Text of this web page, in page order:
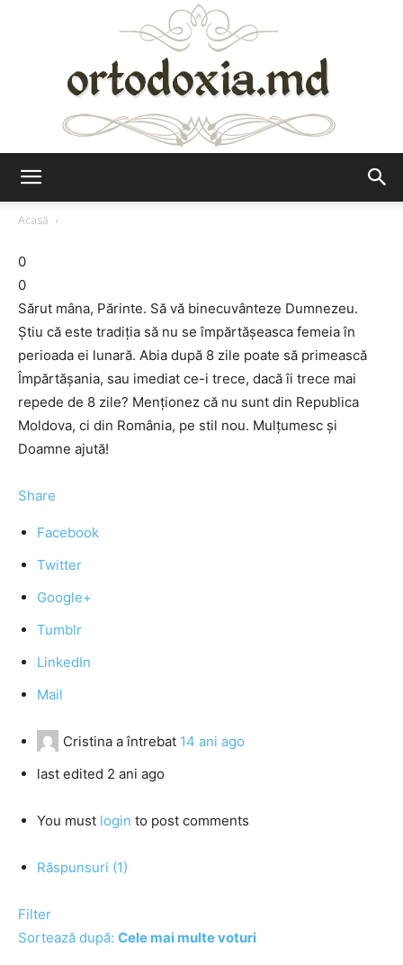
Acasă
0
0
Sărut mâna, Părinte. Să vă binecuvânteze Dumnezeu.
Ştiu că este tradiţia să nu se împărtăşeasca femeia în
perioada ei lunară. Abia după 8 zile poate să primească
Împărtăşania, sau imediat ce-i trece, dacă îi trece mai
repede de 8 zile? Menţionez că nu sunt din Republica
Moldova, ci din România, pe stil nou. Mulţumesc şi
Doamne ajută!
Share
Facebook
Twitter
Google+
Tumblr
LinkedIn
Mail
Cristina a întrebat 14 ani ago
last edited 2 ani ago
You must login to post comments
Răspunsuri (1)
Filter
Sortează după: Cele mai multe voturi